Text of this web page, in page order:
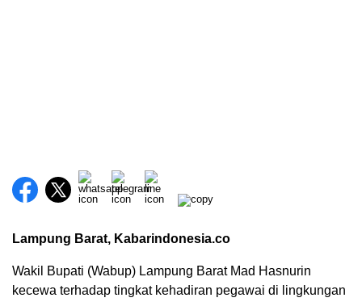
Lampung Barat, Kabarindonesia.co
Wakil Bupati (Wabup) Lampung Barat Mad Hasnurin
kecewa terhadap tingkat kehadiran pegawai di lingkungan